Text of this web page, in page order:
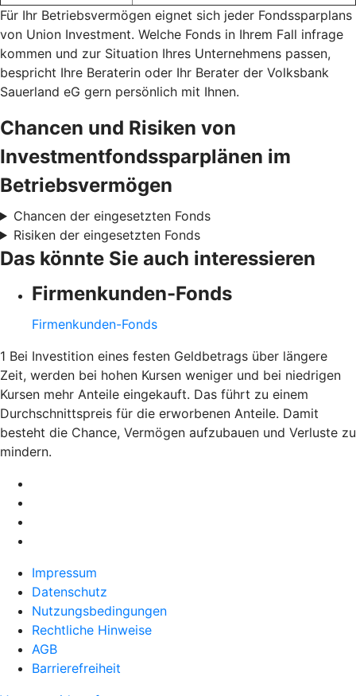
Für Ihr Betriebsvermögen eignet sich jeder Fondssparplans
von Union Investment. Welche Fonds in Ihrem Fall infrage
kommen und zur Situation Ihres Unternehmens passen,
bespricht Ihre Beraterin oder Ihr Berater der Volksbank
Sauerland eG gern persönlich mit Ihnen.
Chancen und Risiken von
Investmentfondssparplänen im
Betriebsvermögen
Chancen der eingesetzten Fonds
Risiken der eingesetzten Fonds
Das könnte Sie auch interessieren
Firmenkunden-Fonds
Firmenkunden-Fonds
1 Bei Investition eines festen Geldbetrags über längere
Zeit, werden bei hohen Kursen weniger und bei niedrigen
Kursen mehr Anteile eingekauft. Das führt zu einem
Durchschnittspreis für die erworbenen Anteile. Damit
besteht die Chance, Vermögen aufzubauen und Verluste zu
mindern.
Impressum
Datenschutz
Nutzungsbedingungen
Rechtliche Hinweise
AGB
Barrierefreiheit